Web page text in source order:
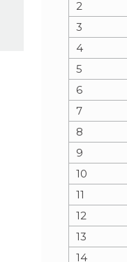
2
3
4
5
6
7
8
9
10
11
12
13
14